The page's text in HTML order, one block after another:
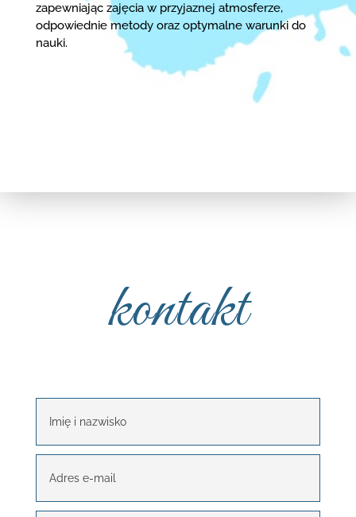
zapewniając zajęcia w przyjaznej atmosferze,
odpowiednie metody oraz optymalne warunki do
nauki.
kontakt